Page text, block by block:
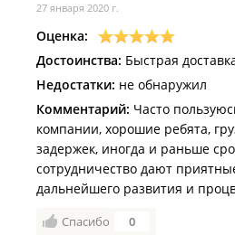
27 января 2020 г.
Оценка:
Достоинства: Быстрая
Недостатки: не обнаружил
Комментарий: Часто
компании, хорошие ребята,
задержек, иногда и раньше
сотрудничество дают
дальнейшего развития и
Спасибо 0